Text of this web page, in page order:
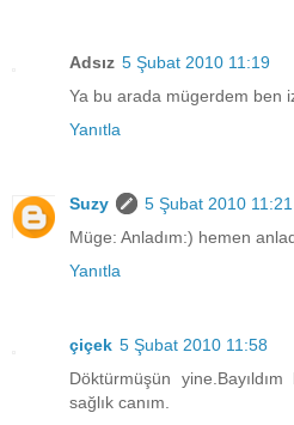
Adsız 5 Şubat 2010 11:19
Ya bu arada mügerdem ben
Yanıtla
Suzy
5 Şubat 2010 11:21
Müge: Anladım:) hemen
Yanıtla
çiçek 5 Şubat 2010 11:58
Döktürmüşün
sağlık canım.